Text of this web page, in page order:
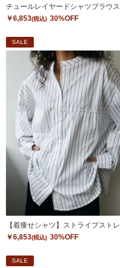
チュールレイヤードシャツブラウス
￥6,853(税込) 30%OFF
SALE
￥6,853(税込) 30%OFF
SALE